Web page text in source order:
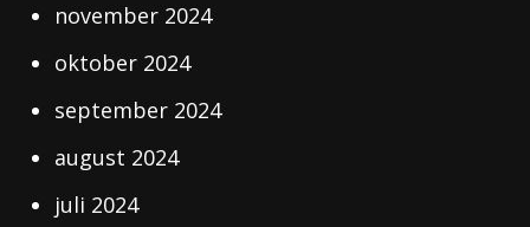
november 2024
oktober 2024
september 2024
august 2024
juli 2024